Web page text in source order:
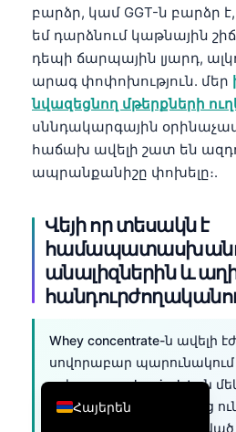
բարձր, կամ GGT-ն բարձր է,
եմ դարձնում կաթնային
դեպի ճարպային լյարդ,
արագ փոփոխություն. մեր
նվազեցնող մթերքների
սննդակարգային
հաճախ ավելի շատ են
ապրանքանիշը փոխելը։.
Վեյի որ տեսակն է
անալիզներին և
Whey concentrate-ն ավելի
սովորաբար պարունակում
լակտոզա. whey isolate-ն
ավելի շատ սպիտակուց
լակտոզա.
Հայերեն
Deutsch
Français
עִבְרִית
Italiano
Português
Ελληνικά
Türkçe
Română
简体中文
فارسی